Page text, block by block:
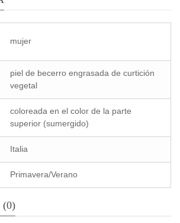
mujer
piel de becerro engrasada de curtición
vegetal
coloreada en el color de la parte
superior (sumergido)
Italia
Primavera/Verano
(0)